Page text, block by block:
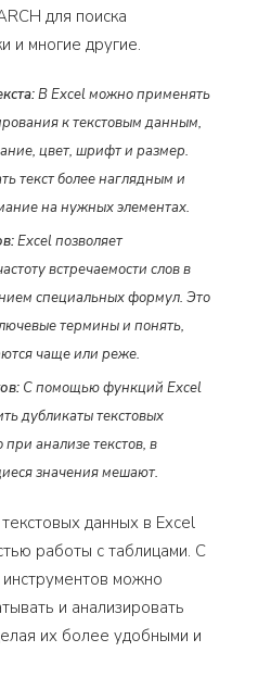
для поиска
и многие другие.
В Excel можно применять
к текстовым данным,
цвет, шрифт и размер.
текст более наглядным и
на нужных элементах.
Excel позволяет
встречаемости слов в
специальных формул. Это
термины и понять,
чаще или реже.
С помощью функций Excel
дубликаты текстовых
анализе текстов, в
значения мешают.
данных в Excel
работы с таблицами. С
можно
и анализировать
их более удобными и